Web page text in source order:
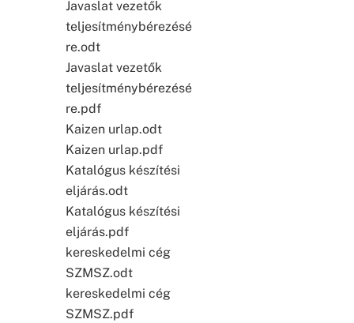
Javaslat vezetők
teljesítménybérezésé
re.odt
Javaslat vezetők
teljesítménybérezésé
re.pdf
Kaizen urlap.odt
Kaizen urlap.pdf
Katalógus készítési
eljárás.odt
Katalógus készítési
eljárás.pdf
kereskedelmi cég
SZMSZ.odt
kereskedelmi cég
SZMSZ.pdf